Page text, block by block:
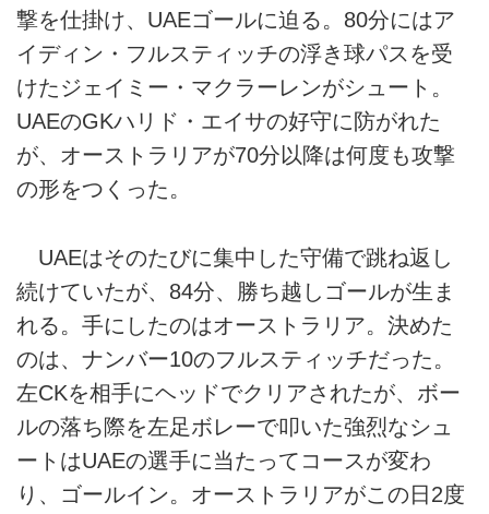
撃を仕掛け、UAEゴールに迫る。80分にはア
イディン・フルスティッチの浮き球パスを受
けたジェイミー・マクラーレンがシュート。
UAEのGKハリド・エイサの好守に防がれた
が、オーストラリアが70分以降は何度も攻撃
の形をつくった。
UAEはそのたびに集中した守備で跳ね返し
続けていたが、84分、勝ち越しゴールが生ま
れる。手にしたのはオーストラリア。決めた
のは、ナンバー10のフルスティッチだった。
左CKを相手にヘッドでクリアされたが、ボー
ルの落ち際を左足ボレーで叩いた強烈なシュ
ートはUAEの選手に当たってコースが変わ
り、ゴールイン。オーストラリアがこの日2度